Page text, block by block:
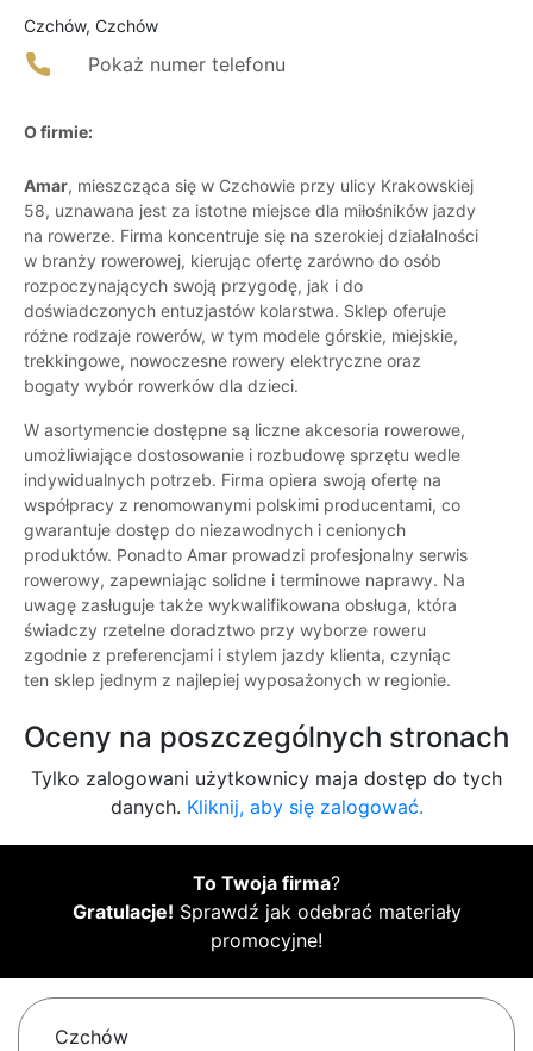
Czchów, Czchów
Pokaż numer telefonu
O firmie:
Amar, mieszcząca się w Czchowie przy ulicy Krakowskiej
58, uznawana jest za istotne miejsce dla miłośników jazdy
na rowerze. Firma koncentruje się na szerokiej działalności
w branży rowerowej, kierując ofertę zarówno do osób
rozpoczynających swoją przygodę, jak i do
doświadczonych entuzjastów kolarstwa. Sklep oferuje
różne rodzaje rowerów, w tym modele górskie, miejskie,
trekkingowe, nowoczesne rowery elektryczne oraz
bogaty wybór rowerków dla dzieci.
W asortymencie dostępne są liczne akcesoria rowerowe,
umożliwiające dostosowanie i rozbudowę sprzętu wedle
indywidualnych potrzeb. Firma opiera swoją ofertę na
współpracy z renomowanymi polskimi producentami, co
gwarantuje dostęp do niezawodnych i cenionych
produktów. Ponadto Amar prowadzi profesjonalny serwis
rowerowy, zapewniając solidne i terminowe naprawy. Na
uwagę zasługuje także wykwalifikowana obsługa, która
świadczy rzetelne doradztwo przy wyborze roweru
zgodnie z preferencjami i stylem jazdy klienta, czyniąc
ten sklep jednym z najlepiej wyposażonych w regionie.
Oceny na poszczególnych stronach
Tylko zalogowani użytkownicy maja dostęp do tych
danych. Kliknij, aby się zalogować.
To Twoja firma?
Gratulacje! Sprawdź jak odebrać materiały
promocyjne!
Czchów